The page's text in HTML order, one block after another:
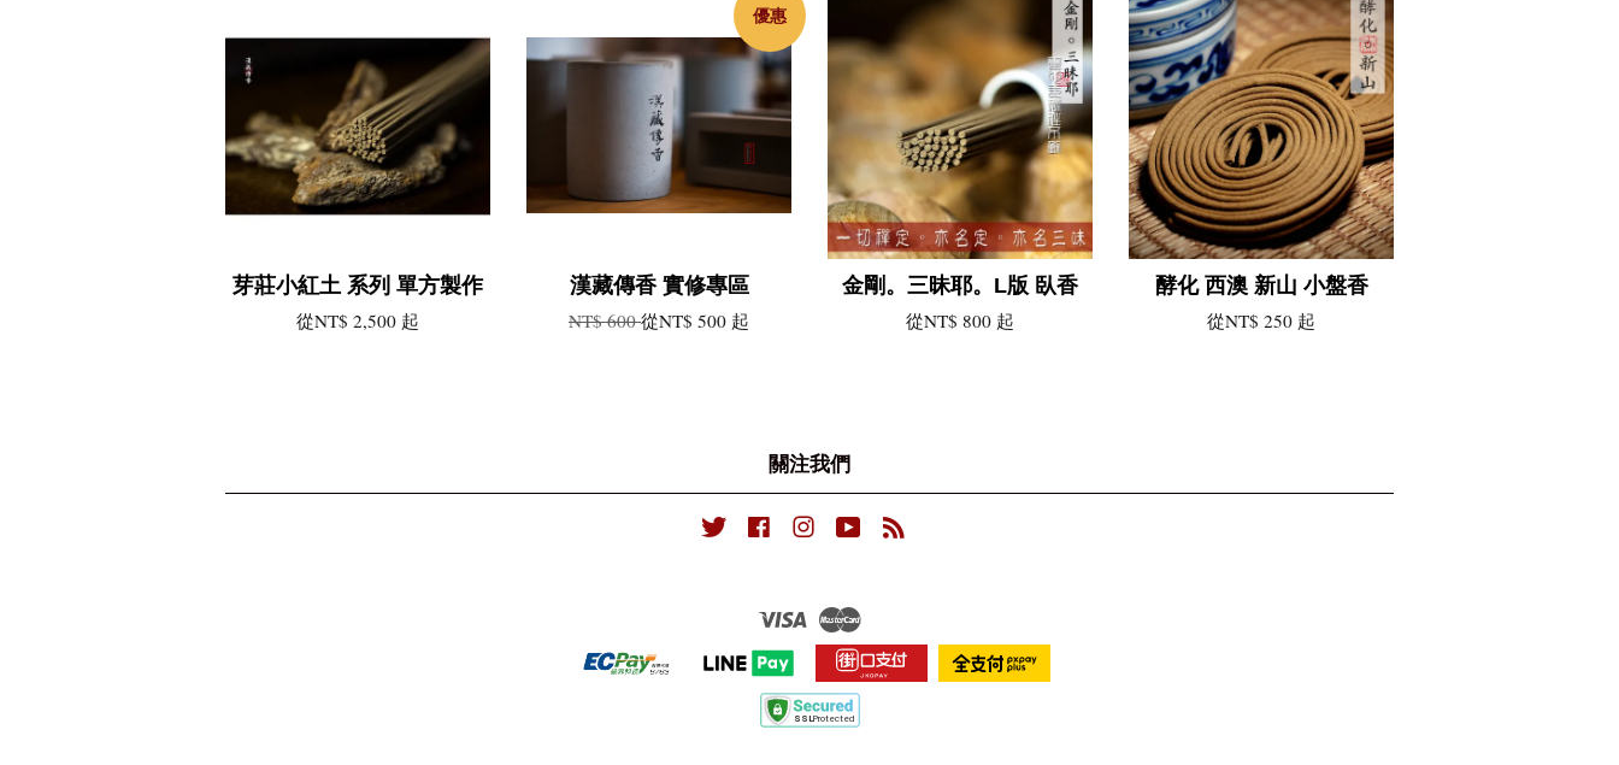
芽莊小紅土 系列 單方製作
從NT$ 2,500 起
優惠
漢藏傳香 實修專區
NT$ 600從NT$ 500 起
金剛。三昧耶。L版 臥香
從NT$ 800 起
酵化 西澳 新山 小盤香
從NT$ 250 起
關注我們
Twitter FacebookInstagramYouTube
Visa